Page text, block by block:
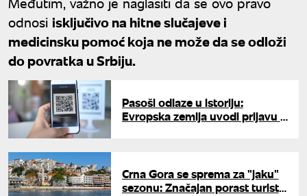
odnosi isključivo na hitne slučajeve i
medicinsku pomoć koja ne može da se odloži
do povratka u Srbiju.
Pasoši odlaze u istoriju:
Evropska zemlja uvodi prijavu u
Crna Gora se sprema za "jaku"
sezonu: Značajan porast turista